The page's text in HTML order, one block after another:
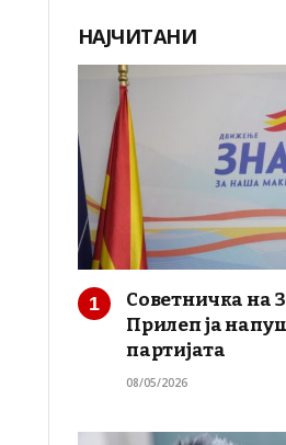
НАЈЧИТАНИ
Советничка на
Прилеп ја
партијата
08/05/2026